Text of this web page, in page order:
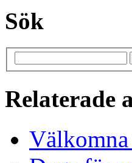
Sök
Relaterade